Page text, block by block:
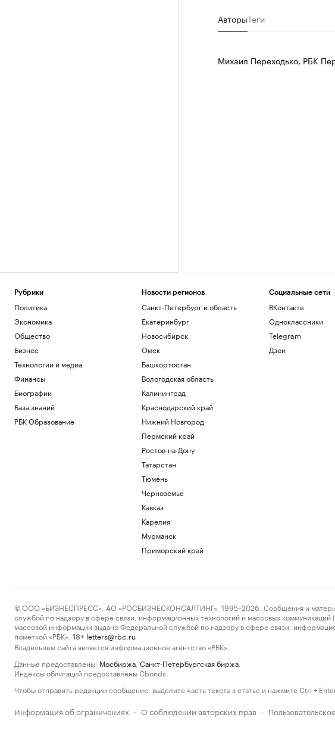
АвторыТеги
Михаил Переходько, РБК
Рубрики
Политика
Экономика
Общество
Бизнес
Технологии и медиа
Финансы
Биографии
База знаний
РБК Образование
Новости регионов
Санкт-Петербург и область
Екатеринбург
Новосибирск
Омск
Башкортостан
Вологодская область
Калининград
Краснодарский край
Нижний Новгород
Пермский край
Ростов-на-Дону
Татарстан
Тюмень
Черноземье
Кавказ
Карелия
Мурманск
Приморский край
Социальные сети
ВКонтакте
Одноклассники
Telegram
Дзен
© ООО «БИЗНЕСПРЕСС», АО «РОСБИЗНЕСКОНСАЛТИНГ», 1995–2026. Сообщения и
службой по надзору в сфере связи, информационных технологий и массовых
массовой информации выдано Федеральной службой по надзору в сфере связи,
пометкой «РБК».
18+ letters@rbc.ru
Владельцем сайта является информационное агентство «РБК».
Данные предоставлены: Мосбиржа Санкт-Петербургская биржа
Индексы облигаций предоставлены Cbonds.
Чтобы отправить редакции сообщение, выделите часть текста в статье и нажмите Ctrl +
Информация об ограничениях · О соблюдении авторских прав ·